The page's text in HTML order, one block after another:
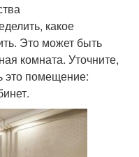
какое
Это может быть
комната. Уточните,
это помещение: